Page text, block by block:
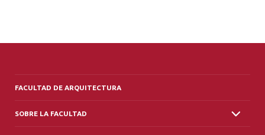
FACULTAD DE ARQUITECTURA
SOBRE LA FACULTAD